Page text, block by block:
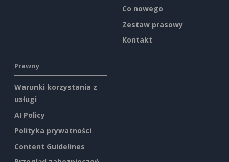
Co nowego
Zestaw prasowy
Kontakt
Prawny
Warunki korzystania z
usługi
AI Policy
Polityka prywatności
Content Guidelines